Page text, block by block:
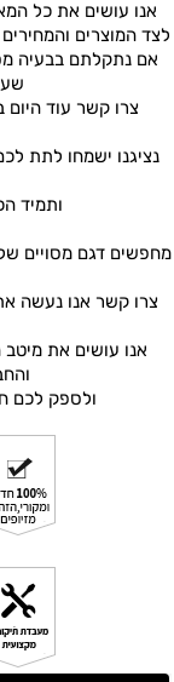
אנו עושים את כל
לצד המוצרים
אם נתקלתם בבעיה
צרו קשר עוד היום
ותמיד
מחפשים דגם מסויים
צרו קשר אנו נעשה
אנו עושים את
ולספק לכם